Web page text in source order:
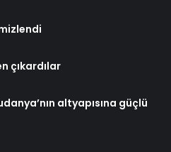
çıkardılar
altyapısına güçlü